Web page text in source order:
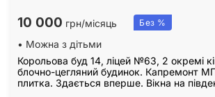
10 000 грн/місяць Без %
• Можна з дітьми
Корольова буд 14, ліцей №63, 2 окремі
блочно-цегляний будинок. Капремонт
плитка. Здається вперше. Вікна на